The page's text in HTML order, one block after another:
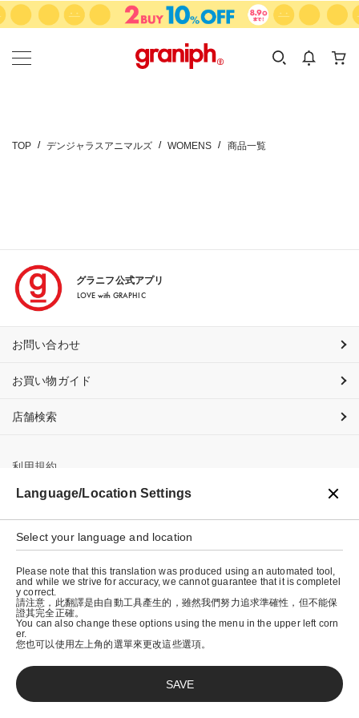
カテゴリーから探す
KIDS
カテゴリ
サイズ
TOP デンジャラスアニマルズ WOMENS 商品一覧
グラニフ公式アプリ
LOVE with GRAPHIC
お問い合わせ
お買い物ガイド
店舗検索
利用規約
プライバシーポリシー
特定商取引法に基づく表示
会社概要
© graniph inc.
Language/Location Settings
Select your language and location
Please note that this translation was produced using an automated tool,
and while we strive for accuracy, we cannot guarantee that it is completel
y correct.
請注意，此翻譯是由自動工具產生的，雖然我們努力追求準確性，但不能保
證其完全正確。
You can also change these options using the menu in the upper left corn
er.
您也可以使用左上角的選單來更改這些選項。
SAVE